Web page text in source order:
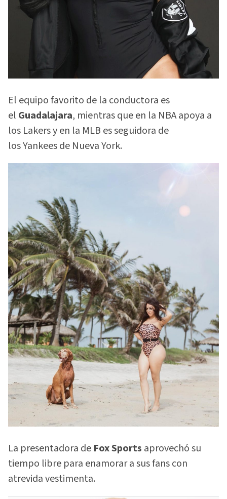
El equipo favorito de la conductora es
el Guadalajara, mientras que en la NBA apoya a
los Lakers y en la MLB es seguidora de
los Yankees de Nueva York.
La presentadora de Fox Sports aprovechó su
tiempo libre para enamorar a sus fans con
atrevida vestimenta.